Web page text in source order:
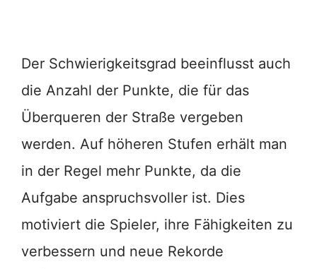
Der Schwierigkeitsgrad beeinflusst auch
die Anzahl der Punkte, die für das
Überqueren der Straße vergeben
werden. Auf höheren Stufen erhält man
in der Regel mehr Punkte, da die
Aufgabe anspruchsvoller ist. Dies
motiviert die Spieler, ihre Fähigkeiten zu
verbessern und neue Rekorde